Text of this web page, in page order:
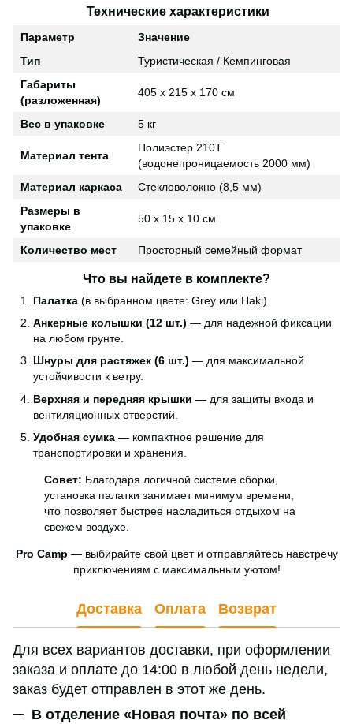
Технические характеристики
Параметр
Значение
Тип
Туристическая / Кемпинговая
Габариты
(разложенная)
405 х 215 х 170 см
Вес в упаковке 5 кг
Материал тента
Полиэстер 210T
(водонепроницаемость 2000 мм)
Материал каркаса
Стекловолокно (8,5 мм)
Размеры в
упаковке
50 х 15 х 10 см
Количество мест Просторный семейный формат
Что вы найдете в комплекте?
Палатка (в выбранном цвете: Grey или Haki).
Анкерные колышки (12 шт.) — для надежной фиксации
на любом грунте.
Шнуры для растяжек (6 шт.) — для максимальной
устойчивости к ветру.
Верхняя и передняя крышки — для защиты входа и
вентиляционных отверстий.
Удобная сумка — компактное решение для
транспортировки и хранения.
Совет: Благодаря логичной системе сборки,
установка палатки занимает минимум времени,
что позволяет быстрее насладиться отдыхом на
свежем воздухе.
Pro Camp — выбирайте свой цвет и отправляйтесь навстречу
приключениям с максимальным уютом!
Доставка Оплата Возврат
Для всех вариантов доставки, при оформлении
заказа и оплате до 14:00 в любой день недели,
заказ будет отправлен в этот же день.
В отделение «Новая почта» по всей